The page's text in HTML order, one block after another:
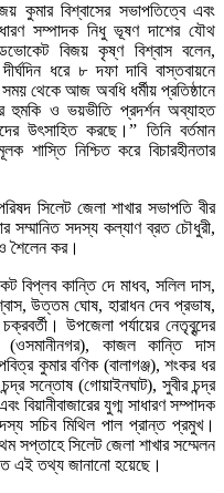
কুমার বিশ্বাসের সভাপতিত্বে এবং
সম্পাদক নিধু ভূষণ দাশের যৌথ
বিজয় কৃষ্ণ বিশ্বাস বলেন,
ধরে ৮ দফা দাবি বাস্তবায়নে
থেকে আজ অবধি ধর্মীয় প্রতিষ্ঠানে
হুমকি ও ভয়ভীতি প্রদর্শন অব্যাহত
উৎসাহিত করছে।” তিনি বর্তমান
শাস্তি নিশ্চিত করে বিচারহীনতার
সিলেট জেলা শাখার সভাপতি বীর
সম্মানিত সদস্য কল্যাণ ব্রত চৌধুরী,
শৈলেন কর।
বিপ্লব কান্তি দে মাধব, সলিল দাস,
উত্তম ঘোষ, হারাধন দেব প্রভাষ,
উপজেলা পর্যায়ের নেতৃবৃন্দের
কাজল কান্তি দাস
কুমার বণিক (বালাগঞ্জ), শংকর ধর
সন্তোষ (গোয়াইনঘাট), সুবীর চন্দ্র
বিয়ানীবাজারের যুগ্ম সাধারণ সম্পাদক
সচিব মিথিল পাল প্রান্ত প্রমুখ।
সপ্তাহে সিলেট জেলা শাখার সম্মেলন
এই তথ্য জানানো হয়েছে।